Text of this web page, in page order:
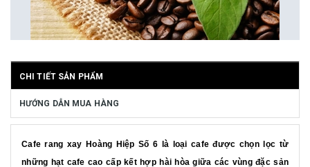
CHI TIẾT SẢN PHẨM
HƯỚNG DẪN MUA HÀNG
Cafe rang xay Hoàng Hiệp Số 6 là loại cafe được chọn lọc từ
những hạt cafe cao cấp kết hợp hài hòa giữa các vùng đặc sản